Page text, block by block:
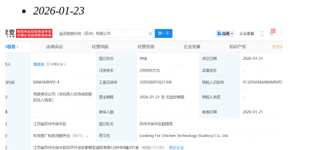
2026-01-23